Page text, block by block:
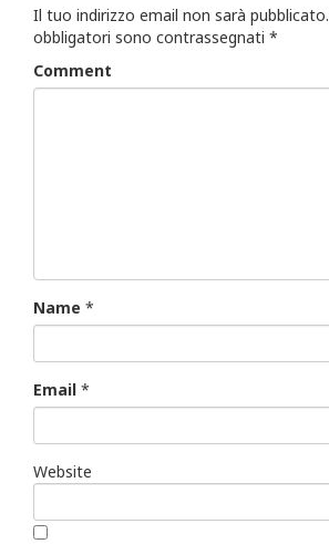
Il tuo indirizzo email non sarà pubblicato.
obbligatori sono contrassegnati *
Comment
Name *
Email *
Website